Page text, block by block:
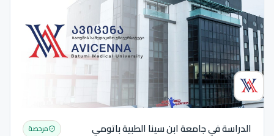
الدراسة في جامعة ابن سينا الطبية باتومي مرخصة